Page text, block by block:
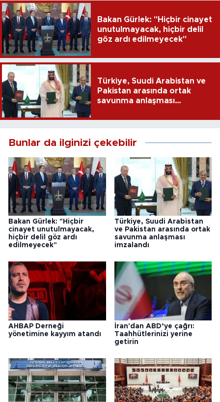
Bakan Gürlek: "Hiçbir cinayet
unutulmayacak, hiçbir delil
göz ardı edilmeyecek"
Türkiye, Suudi Arabistan ve
Pakistan arasında ortak
savunma anlaşması
Bunlar da ilginizi çekebilir
Bakan Gürlek: "Hiçbir
cinayet unutulmayacak,
hiçbir delil göz ardı
edilmeyecek"
Türkiye, Suudi Arabistan
ve Pakistan arasında ortak
savunma anlaşması
imzalandı
AHBAP Derneği
yönetimine kayyım atandı
İran'dan ABD’ye çağrı:
Taahhütlerinizi yerine
getirin